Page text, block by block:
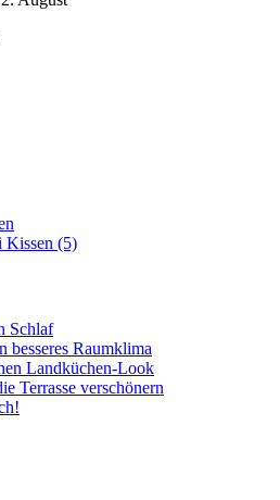
Kissen (5)
Schlaf
besseres Raumklima
Landküchen-Look
Terrasse verschönern